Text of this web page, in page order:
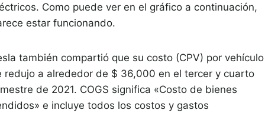
Como puede ver en el gráfico a continuación,
estar funcionando.
también compartió que su costo (CPV) por vehículo
redujo a alrededor de $ 36,000 en el tercer y cuarto
de 2021. COGS significa «Costo de bienes
e incluye todos los costos y gastos